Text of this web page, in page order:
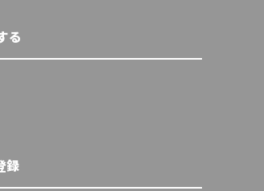
る
録